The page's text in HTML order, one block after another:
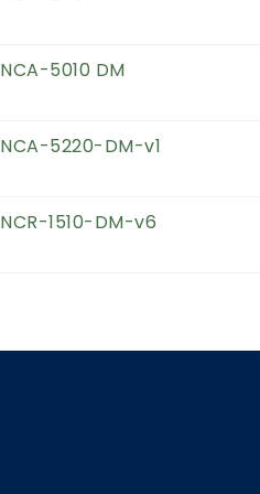
NCA-5010 DM
NCA-5220-DM-v1
NCR-1510-DM-v6